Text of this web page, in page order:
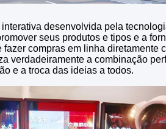
desenvolvida pela
seus produtos e tipos e a
compras em linha
verdadeiramente a combinação
e a troca das ideias a todos.